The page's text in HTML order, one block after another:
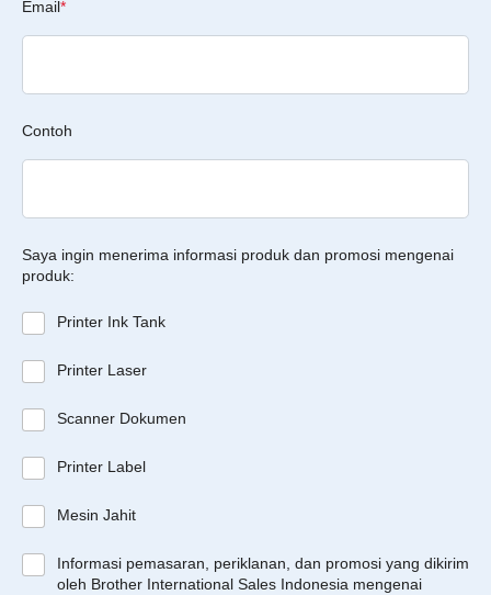
Email*
Contoh
Saya ingin menerima informasi produk dan promosi mengenai
produk:
Printer Ink Tank
Printer Laser
Scanner Dokumen
Printer Label
Mesin Jahit
Informasi pemasaran, periklanan, dan promosi yang dikirim
oleh Brother International Sales Indonesia mengenai